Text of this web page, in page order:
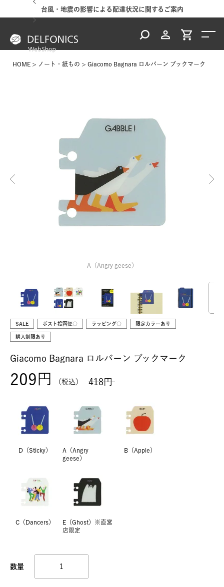
台風・地震の影響による配達状況に関するご案内
HOME ノート・紙もの Giacomo Bagnara ロルバーン ブックマーク
A（Angry geese）
SALE ポスト投函便○ ラッピング○ 限定カラーあり
購入制限あり
Giacomo Bagnara ロルバーン ブックマーク
418
209 税込
D（Sticky）
A（Angry
geese）
B（Apple）
C（Dancers）
E（Ghost）※直営
店限定